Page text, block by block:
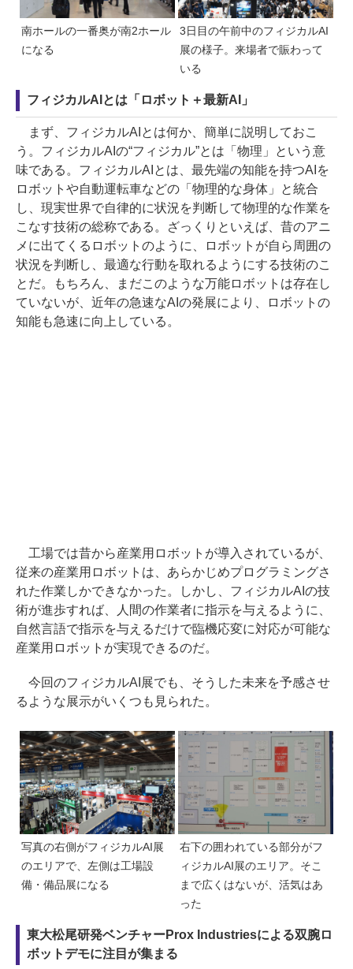
南ホールの一番奥が南2ホール
になる
3日目の午前中のフィジカルAI
展の様子。来場者で賑わって
いる
フィジカルAIとは「ロボット＋最新AI」
まず、フィジカルAIとは何か、簡単に説明しておこ
う。フィジカルAIの“フィジカル”とは「物理」という意
味である。フィジカルAIとは、最先端の知能を持つAIを
ロボットや自動運転車などの「物理的な身体」と統合
し、現実世界で自律的に状況を判断して物理的な作業を
こなす技術の総称である。ざっくりといえば、昔のアニ
メに出てくるロボットのように、ロボットが自ら周囲の
状況を判断し、最適な行動を取れるようにする技術のこ
とだ。もちろん、まだこのような万能ロボットは存在し
ていないが、近年の急速なAIの発展により、ロボットの
知能も急速に向上している。
工場では昔から産業用ロボットが導入されているが、
従来の産業用ロボットは、あらかじめプログラミングさ
れた作業しかできなかった。しかし、フィジカルAIの技
術が進歩すれば、人間の作業者に指示を与えるように、
自然言語で指示を与えるだけで臨機応変に対応が可能な
産業用ロボットが実現できるのだ。
今回のフィジカルAI展でも、そうした未来を予感させ
るような展示がいくつも見られた。
写真の右側がフィジカルAI展
のエリアで、左側は工場設
備・備品展になる
右下の囲われている部分がフ
ィジカルAI展のエリア。そこ
まで広くはないが、活気はあ
った
東大松尾研発ベンチャーProx Industriesによる双腕ロ
ボットデモに注目が集まる